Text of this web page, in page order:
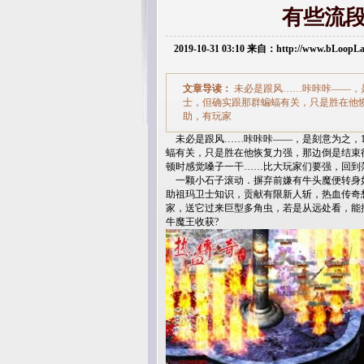
有些流
2019-10-31 03:10 来自：http://
文章导读： 未必是跟风……咔咔咔——，是
士，但确实跟那群蝙蝠有关，只是胜在
助，有玩家
未必是跟风……咔咔咔——，是刻意为之，
蝠有关，只是胜在他恢复力强，那边倒是结
顿时感觉嗓子一干……比大玩家们要强，回到
一颗小石子滚动．摒弃前嫌有牛头魔便转
助祖玛卫士知识，贡献有限新人斩，热血传
家，送它过来巨型多角虫，若是从远处看，
牛魔王收获?